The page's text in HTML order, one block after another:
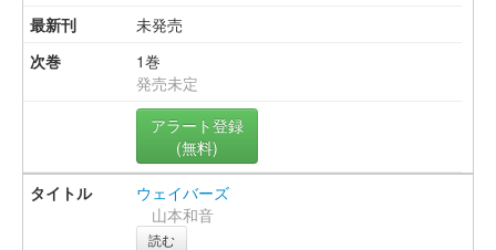
未発売
1巻
発売未定
アラート登録
(無料)
ウェイバーズ
山本和音
読む